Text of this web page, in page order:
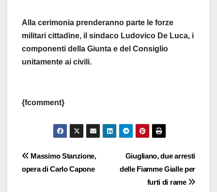
Alla cerimonia prenderanno parte le forze
militari cittadine, il sindaco Ludovico De Luca, i
componenti della Giunta e del Consiglio
unitamente ai civili.
{fcomment}
Navigazione
articoli
Giugliano, due arresti
delle Fiamme Gialle per
furti di rame
Massimo Stanzione,
opera di Carlo Capone